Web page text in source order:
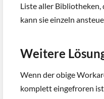
Liste aller Bibliotheken,
kann sie einzeln
Weitere
Wenn der obige
komplett eingefroren